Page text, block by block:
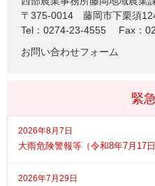
〒375-0014
藤岡市下栗須
Tel：0274-23-4555
Fax：
お問い合わせフォーム
緊
2026年8月7日
大雨危険警報等（令和8年7月17
2026年7月29日